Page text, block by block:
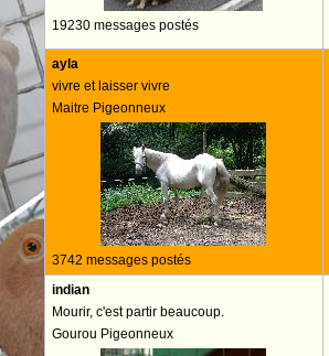
19230 messages postés
ayla
vivre et laisser vivre
Maitre Pigeonneux
3742 messages postés
indian
Mourir, c'est partir beaucoup.
Gourou Pigeonneux